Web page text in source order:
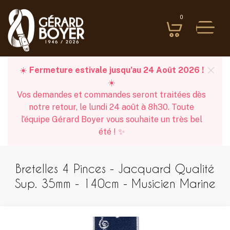
0
☀️ Fermeture estivale jusqu’au 24 Août 2026 !
☀️
Vos demandes et commandes seront traitées dès
notre retour, le lundi 24 août à 8h30. Toute
l’équipe Gérard Boyer vous souhaite un très bel
été ! ✨
Bretelles 4 Pinces - Jacquard Qualité
Sup. 35mm - 140cm - Musicien Marine